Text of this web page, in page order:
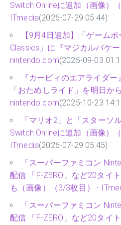
Switch Onlineに追加（画像）
ITmedia(2026-07-29 05:44)
【9月4日追加】「ゲーム
Classics」に『マジカルバケ
nintendo.com(2025-09-03
『カービィのエアライダ
「おためしライド」を明日か
nintendo.com(2025-10-23
「マリオ2」と「スターソ
Switch Onlineに追加（画像）
ITmedia(2026-07-29 05:45)
「スーパーファミコン
配信 「F-ZERO」など20タイ
も（画像）（3/3枚目） -
「スーパーファミコン
配信 「F-ZERO」など20タイ